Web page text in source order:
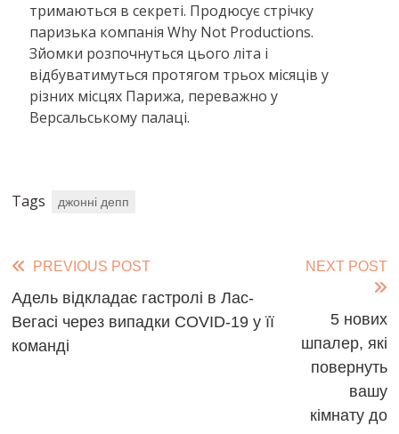
тримаються в секреті. Продюсує стрічку
паризька компанія Why Not Productions.
Зйомки розпочнуться цього літа і
відбуватимуться протягом трьох місяців у
різних місцях Парижа, переважно у
Версальському палаці.
Tags джонні депп
Read
more
articles
PREVIOUS POST
Адель відкладає гастролі в Лас-
Вегасі через випадки COVID-19 у її
команді
NEXT POST
5 нових
шпалер, які
повернуть
вашу
кімнату до